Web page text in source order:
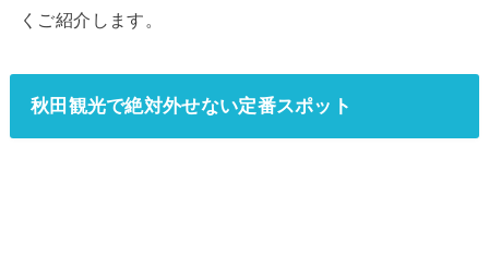
くご紹介します。
秋田観光で絶対外せない定番スポット